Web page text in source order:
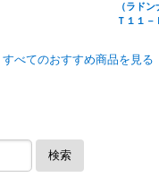
（ラド
Ｔ１１－
すべてのおすすめ商品を見る
検索